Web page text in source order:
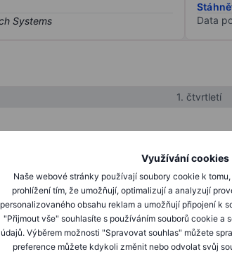
Využívání cookies
Naše webové stránky používají soubory cookie k
prohlížení tím, že umožňují, optimalizují a analyzují
personalizovaného obsahu reklam a umožňují připojení k
"Přijmout vše" souhlasíte s používáním souborů cookie a
údajů. Výběrem možnosti "Spravovat souhlas" můžete
preference můžete kdykoli změnit nebo odvolat svůj
Data
1. čtvrtletí
XXXXXXX
XXXXXXX
XXXXXXX